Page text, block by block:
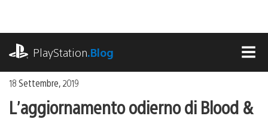
contenuto
PlayStation.Blog
18 Settembre, 2019
L’aggiornamento odierno di Blood &